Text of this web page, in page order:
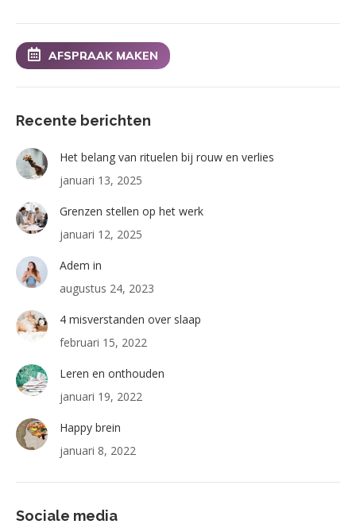
AFSPRAAK MAKEN
Recente berichten
Het belang van rituelen bij rouw en verlies
januari 13, 2025
Grenzen stellen op het werk
januari 12, 2025
Adem in
augustus 24, 2023
4 misverstanden over slaap
februari 15, 2022
Leren en onthouden
januari 19, 2022
Happy brein
januari 8, 2022
Sociale media